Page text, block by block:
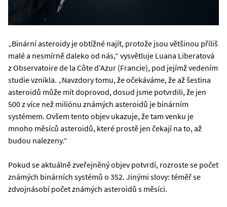
„Binární asteroidy je obtížné najít, protože jsou většinou příliš
malé a nesmírně daleko od nás,“ vysvětluje Luana Liberatová
z Observatoire de la Côte d’Azur (Francie), pod jejímž vedením
studie vznikla. „Navzdory tomu, že očekáváme, že až šestina
asteroidů může mít doprovod, dosud jsme potvrdili, že jen
500 z více než miliónu známých asteroidů je binárním
systémem. Ovšem tento objev ukazuje, že tam venku je
mnoho měsíců asteroidů, které prostě jen čekají na to, až
budou nalezeny.“
Pokud se aktuálně zveřejněný objev potvrdí, rozroste se počet
známých binárních systémů o 352. Jinými slovy: téměř se
zdvojnásobí počet známých asteroidů s měsíci.